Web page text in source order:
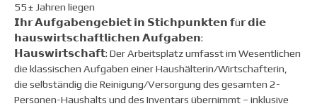
55 ± Jahren liegen
𝗜𝗵𝗿 𝗔𝘂𝗳𝗴𝗮𝗯𝗲𝗻𝗴𝗲𝗯𝗶𝗲𝘁 𝗶𝗻 𝗦𝘁𝗶𝗰𝗵𝗽𝘂𝗻𝗸𝘁𝗲𝗻 𝗳ü𝗿 𝗱𝗶𝗲
𝗵𝗮𝘂𝘀𝘄𝗶𝗿𝘁𝘀𝗰𝗵𝗮𝗳𝘁𝗹𝗶𝗰𝗵𝗲𝗻 𝗔𝘂𝗳𝗴𝗮𝗯𝗲𝗻:
𝗛𝗮𝘂𝘀𝘄𝗶𝗿𝘁𝘀𝗰𝗵𝗮𝗳𝘁: Der Arbeitsplatz umfasst im Wesentlichen
die klassischen Aufgaben einer Haushälterin/Wirtschafterin,
die selbständig die Reinigung/Versorgung des gesamten 2-
Personen-Haushalts und des Inventars übernimmt – inklusive